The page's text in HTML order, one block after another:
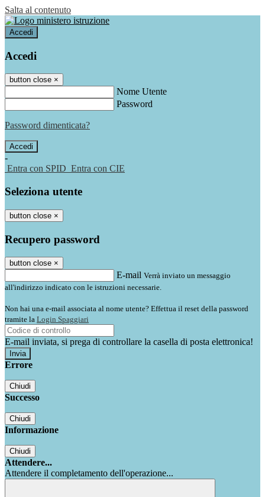
Salta al contenuto
Accedi
Accedi
button close ×
Nome Utente
Password
Password dimenticata?
-
Entra con SPID Entra con CIE
Seleziona utente
button close ×
Recupero password
button close ×
E-mail Verrà inviato un messaggio
all'indirizzo indicato con le istruzioni necessarie.
Non hai una e-mail associata al nome utente? Effettua il reset della password
tramite la Login Spaggiari
E-mail inviata, si prega di controllare la casella di posta elettronica!
Errore
Chiudi
Successo
Chiudi
Informazione
Chiudi
Attendere...
Attendere il completamento dell'operazione...